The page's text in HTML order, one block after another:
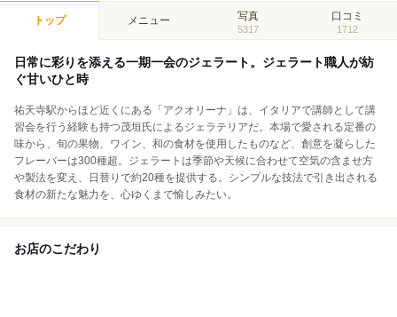
トップ メニュー 写真
5317
口コミ
1712
日常に彩りを添える一期一会のジェラート。ジェラート職人が紡
ぐ甘いひと時
祐天寺駅からほど近くにある「アクオリーナ」は、イタリアで講師として講
習会を行う経験も持つ茂垣氏によるジェラテリアだ。本場で愛される定番の
味から、旬の果物、ワイン、和の食材を使用したものなど、創意を凝らした
フレーバーは300種超。ジェラートは季節や天候に合わせて空気の含ませ方
や製法を変え、日替りで約20種を提供する。シンプルな技法で引き出される
食材の新たな魅力を、心ゆくまで愉しみたい。
お店のこだわり